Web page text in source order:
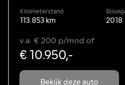
Kilometerstand
113.853 km 2018
Bekijk deze auto
v.a. € 200 p/mnd of
€ 10.950,-